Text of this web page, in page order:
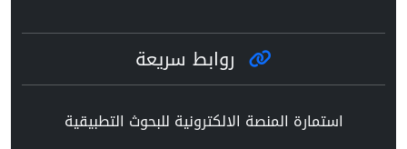
روابط سريعة
استمارة المنصة الالكترونية للبحوث التطبيقية